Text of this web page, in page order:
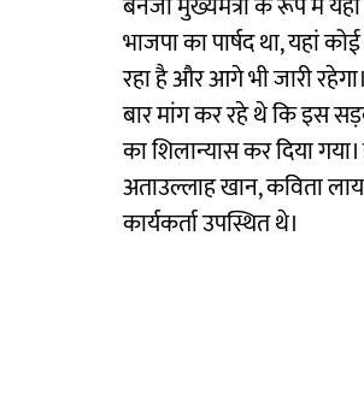
भाजपा का पार्षद था, यहां
रहा है और आगे भी जारी
बार मांग कर रहे थे कि इस
का शिलान्यास कर दिया
अताउल्लाह खान, कविता
कार्यकर्ता उपस्थित थे।